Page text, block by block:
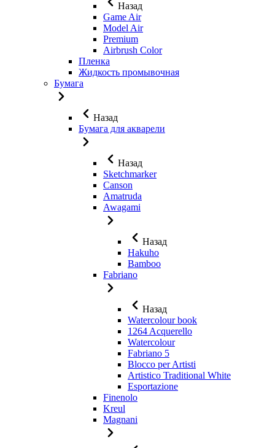
Назад
Game Air
Model Air
Premium
Airbrush Color
Пленка
Жидкость промывочная
Бумага
Назад
Бумага для акварели
Назад
Sketchmarker
Canson
Amatruda
Awagami
Назад
Hakuho
Bamboo
Fabriano
Назад
Watercolour book
1264 Acquerello
Watercolour
Fabriano 5
Blocco per Artisti
Artistico Traditional White
Esportazione
Finenolo
Kreul
Magnani